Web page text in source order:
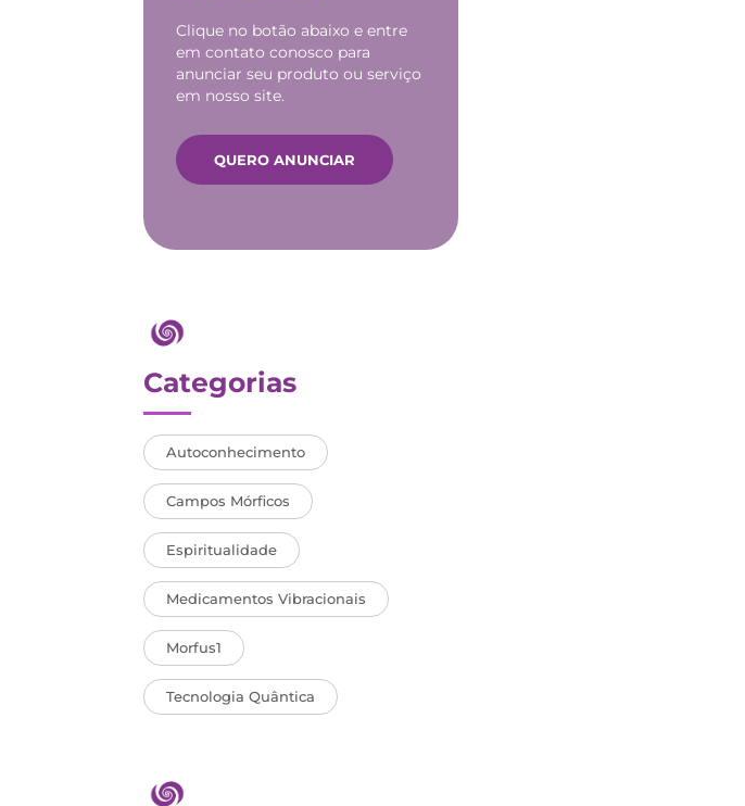
Clique no botão abaixo e entre
em contato conosco para
anunciar seu produto ou serviço
em nosso site.
QUERO ANUNCIAR
Categorias
Autoconhecimento
Campos Mórficos
Espiritualidade
Medicamentos Vibracionais
Morfus1
Tecnologia Quântica